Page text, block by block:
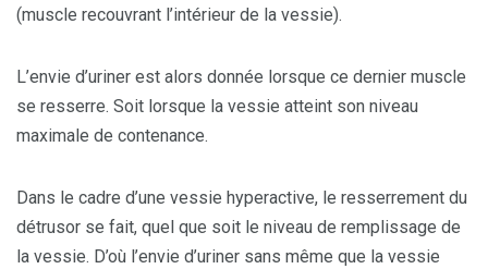
(muscle recouvrant l’intérieur de la vessie).
L’envie d’uriner est alors donnée lorsque ce dernier muscle
se resserre. Soit lorsque la vessie atteint son niveau
maximale de contenance.
Dans le cadre d’une vessie hyperactive, le resserrement du
détrusor se fait, quel que soit le niveau de remplissage de
la vessie. D’où l’envie d’uriner sans même que la vessie